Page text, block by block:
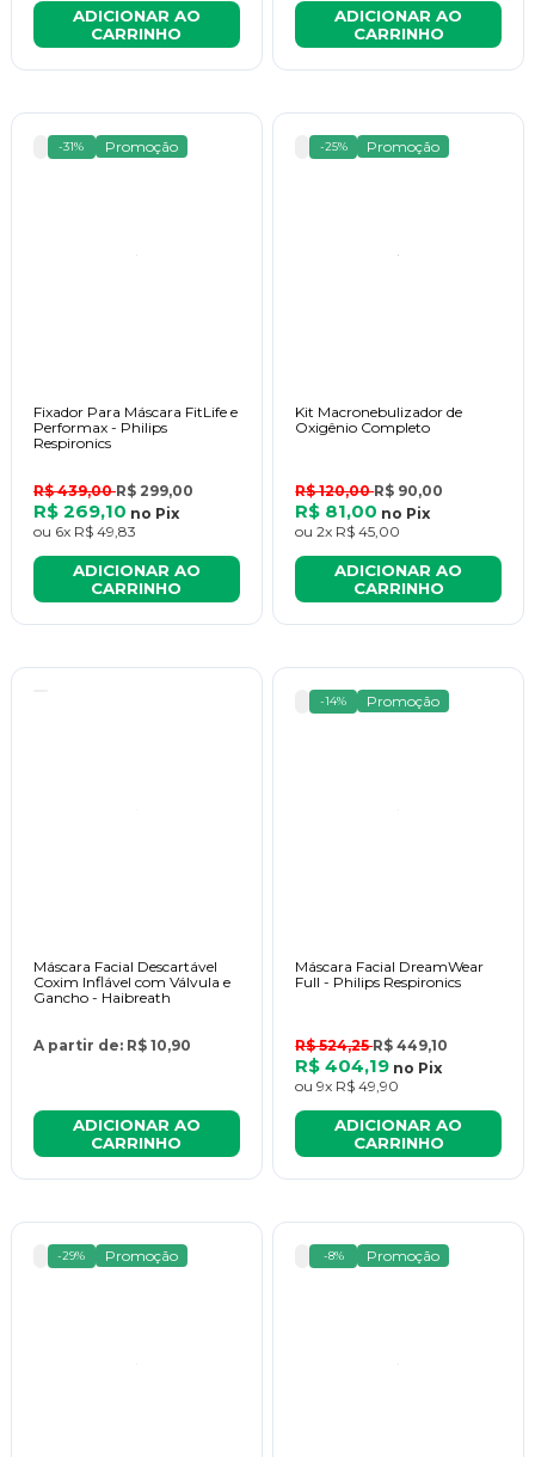
ADICIONAR AO
CARRINHO
ADICIONAR AO
CARRINHO
-31% Promoção
Fixador Para Máscara FitLife e
Performax - Philips
Respironics
R$ 439,00R$ 299,00
R$ 269,10 no Pix
ou 6x R$ 49,83
ADICIONAR AO
CARRINHO
-25% Promoção
Kit Macronebulizador de
Oxigênio Completo
R$ 120,00R$ 90,00
R$ 81,00 no Pix
ou 2x R$ 45,00
ADICIONAR AO
CARRINHO
Máscara Facial Descartável
Coxim Inflável com Válvula e
Gancho - Haibreath
A partir de: R$ 10,90
ADICIONAR AO
CARRINHO
-14% Promoção
Máscara Facial DreamWear
Full - Philips Respironics
R$ 524,25R$ 449,10
R$ 404,19 no Pix
ou 9x R$ 49,90
ADICIONAR AO
CARRINHO
-29% Promoção -8% Promoção